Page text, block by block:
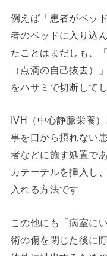
例えば「患者がベッ
者のベッドに入り込
たことはまだしも、
（点滴の自己抜去）
をハサミで切断して
IVH（中心静脈栄養
事を口から摂れない
者などに施す処置で
カテーテルを挿入し
入れる方法です
この他にも「病室に
術の傷を閉じた後に